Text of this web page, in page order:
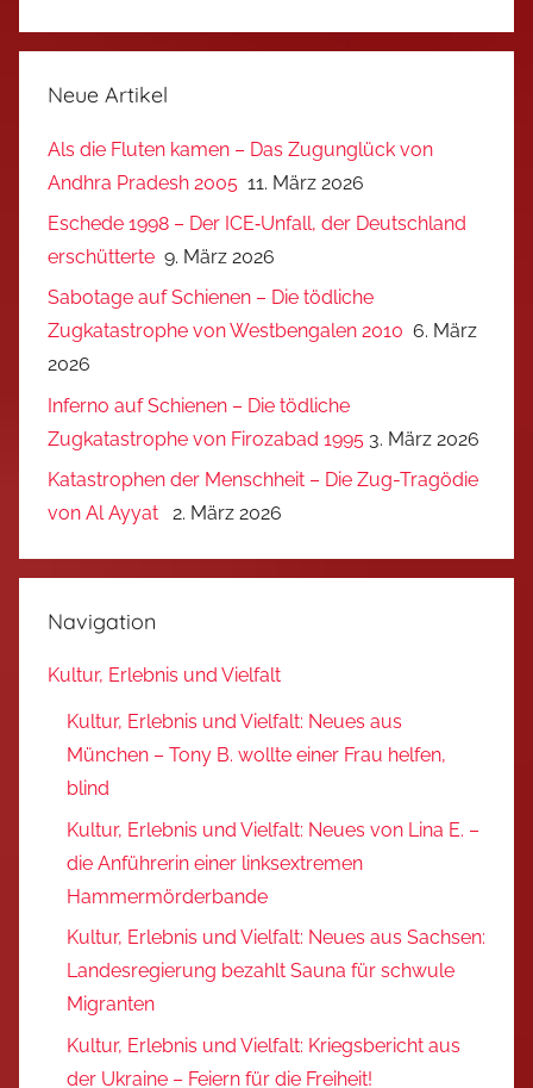
Neue Artikel
Als die Fluten kamen – Das Zugunglück von
Andhra Pradesh 2005 11. März 2026
Eschede 1998 – Der ICE‑Unfall, der Deutschland
erschütterte 9. März 2026
Sabotage auf Schienen – Die tödliche
Zugkatastrophe von Westbengalen 2010 6. März
2026
Inferno auf Schienen – Die tödliche
Zugkatastrophe von Firozabad 1995 3. März 2026
Katastrophen der Menschheit – Die Zug-Tragödie
von Al Ayyat
2. März 2026
Navigation
Kultur, Erlebnis und Vielfalt
Kultur, Erlebnis und Vielfalt: Neues aus
München – Tony B. wollte einer Frau helfen,
blind
Kultur, Erlebnis und Vielfalt: Neues von Lina E. –
die Anführerin einer linksextremen
Hammermörderbande
Kultur, Erlebnis und Vielfalt: Neues aus Sachsen:
Landesregierung bezahlt Sauna für schwule
Migranten
Kultur, Erlebnis und Vielfalt: Kriegsbericht aus
der Ukraine – Feiern für die Freiheit!